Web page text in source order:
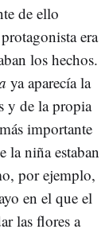
de ello
era
los hechos.
ya aparecía la
y de la propia
importante
la niña estaban
por ejemplo,
en el que el
las flores a